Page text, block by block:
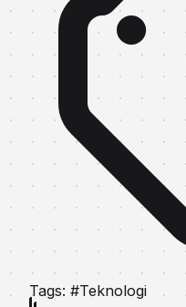
Tags: #Teknologi